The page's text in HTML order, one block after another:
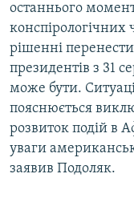
останнього
конспірологічних
рішенні перенести
президентів з 31
може бути.
пояснюється
розвиток подій в
уваги
заявив Подоляк.